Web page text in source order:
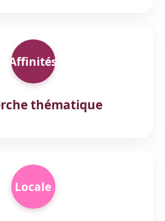
Affinités
thématique
Locale